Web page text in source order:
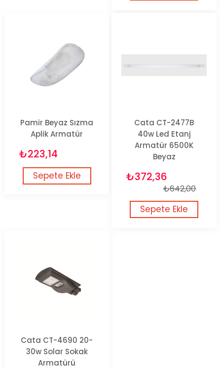
Pamir Beyaz Sızma
Aplik Armatür
₺223,14
Sepete Ekle
Cata CT-2477B
40w Led Etanj
Armatür 6500K
Beyaz
₺372,36
₺642,00
Sepete Ekle
Cata CT-4690 20-
30w Solar Sokak
Armatürü